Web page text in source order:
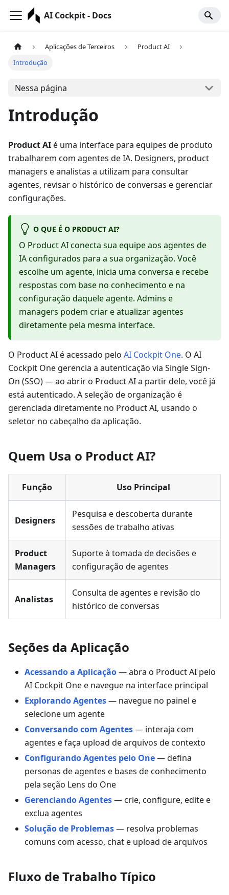
AI Cockpit - Docs
Aplicações de Terceiros
Product AI
Introdução
Nessa página
Introdução
Product AIé uma interface para equipes de produto
trabalharem com agentes de IA. Designers, product
managers e analistas a utilizam para consultar
agentes, revisar o histórico de conversas e gerenciar
configurações.
O QUE É O PRODUCT AI?
O Product AI conecta sua equipe aos agentes de
IA configurados para a sua organização. Você
escolhe um agente, inicia uma conversa e recebe
respostas com base no conhecimento e na
configuração daquele agente. Admins e
managers podem criar e atualizar agentes
diretamente pela mesma interface.
O Product AI é acessado pelo AI Cockpit One. O AI
Cockpit One gerencia a autenticação via Single Sign-
On (SSO) — ao abrir o Product AI a partir dele, você já
está autenticado. A seleção de organização é
gerenciada diretamente no Product AI, usando o
seletor no cabeçalho da aplicação.
Quem Usa o Product AI?
Função Uso Principal
Designers
Pesquisa e descoberta durante
sessões de trabalho ativas
Product
Managers
Suporte à tomada de decisões e
configuração de agentes
Analistas
Consulta de agentes e revisão do
histórico de conversas
Seções da Aplicação
Acessando a Aplicação— abra o Product AI pelo
AI Cockpit One e navegue na interface principal
Explorando Agentes— navegue no painel e
selecione um agente
Conversando com Agentes— interaja com
agentes e faça upload de arquivos de contexto
Configurando Agentes pelo One— defina
personas de agentes e bases de conhecimento
pela seção Lens do One
Gerenciando Agentes— crie, configure, edite e
exclua agentes
Solução de Problemas— resolva problemas
comuns com acesso, chat e upload de arquivos
Fluxo de Trabalho Típico